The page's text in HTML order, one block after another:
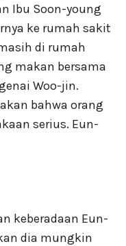
Ibu Soon-young
ke rumah sakit
di rumah
makan bersama
Woo-jin.
bahwa orang
serius. Eun-
keberadaan Eun-
dia mungkin